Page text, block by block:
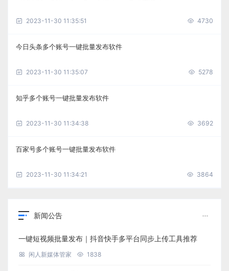
2023-11-30 11:35:51 4730
今日头条多个账号一键批量发布软件
2023-11-30 11:35:07 5278
知乎多个账号一键批量发布软件
2023-11-30 11:34:38 3692
百家号多个账号一键批量发布软件
2023-11-30 11:34:21 3864
新闻公告
一键短视频批量发布｜抖音快手多平台同步上传工具推荐
闲人新媒体管家 1838